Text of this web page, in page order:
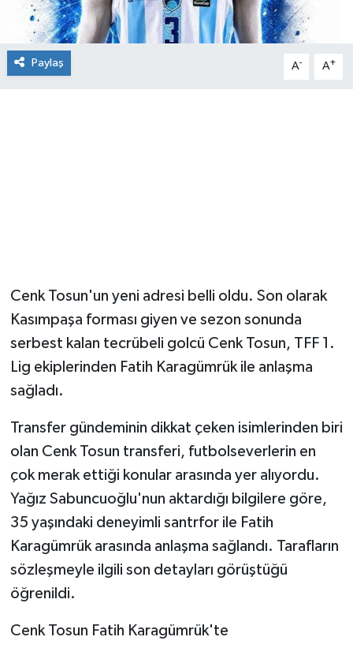
Paylaş A- A+
Cenk Tosun'un yeni adresi belli oldu. Son olarak
Kasımpaşa forması giyen ve sezon sonunda
serbest kalan tecrübeli golcü Cenk Tosun, TFF 1.
Lig ekiplerinden Fatih Karagümrük ile anlaşma
sağladı.
Transfer gündeminin dikkat çeken isimlerinden biri
olan Cenk Tosun transferi, futbolseverlerin en
çok merak ettiği konular arasında yer alıyordu.
Yağız Sabuncuoğlu'nun aktardığı bilgilere göre,
35 yaşındaki deneyimli santrfor ile Fatih
Karagümrük arasında anlaşma sağlandı. Tarafların
sözleşmeyle ilgili son detayları görüştüğü
öğrenildi.
Cenk Tosun Fatih Karagümrük'te